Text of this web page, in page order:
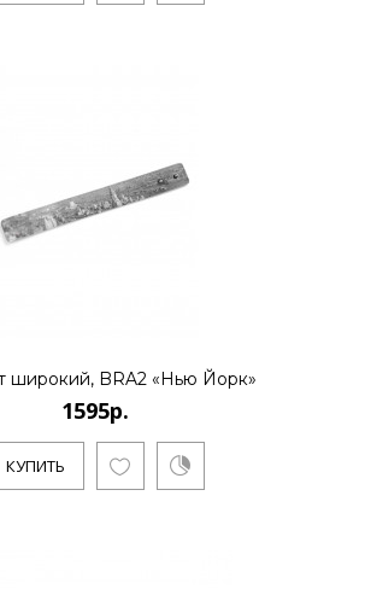
широкий, BRA2 «Нью Йорк»
1595р.
КУПИТЬ